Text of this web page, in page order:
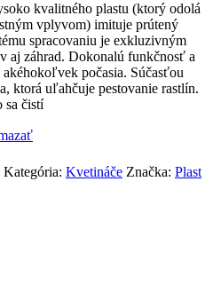
kvalitného plastu (ktorý odolá
vplyvom) imituje prútený
spracovaniu je exkluzivným
aj záhrad. Dokonalú funkčnosť a
počasia. Súčasťou
ktorá uľahčuje pestovanie rastlín.
sa čistí
Kategória: Kvetináče Značka: Plast